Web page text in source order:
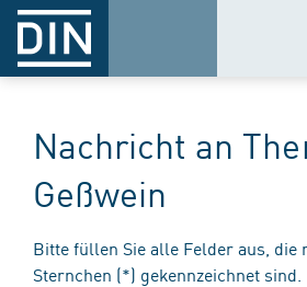
Nachricht an
Geßwein
Bitte füllen Sie alle Felder aus, die
Sternchen (*) gekennzeichnet sind.